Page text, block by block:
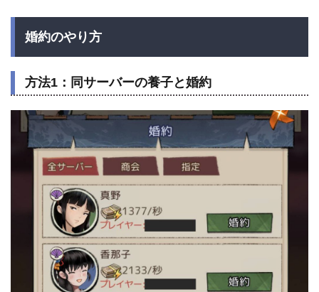
婚約のやり方
方法1：同サーバーの養子と婚約